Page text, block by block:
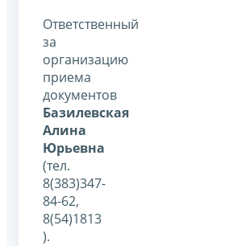
Ответственный
за
организацию
приема
документов
Базилевская
Алина
Юрьевна
(тел.
8(383)347-
84-62,
8(54)1813
).